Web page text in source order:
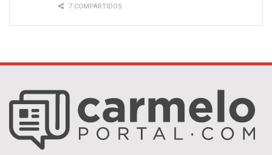
7 COMPARTIDOS